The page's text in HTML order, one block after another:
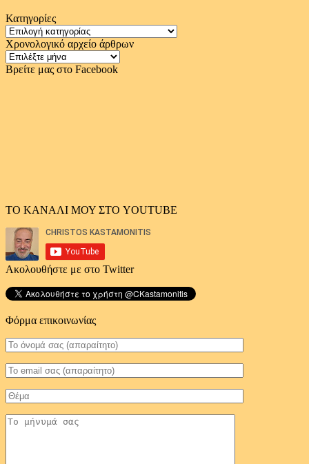
Κατηγορίες
Κατηγορίες
Χρονολογικό αρχείο άρθρων
Χρονολογικό
αρχείο
Βρείτε μας στο Facebook
ΤΟ ΚΑΝΑΛΙ ΜΟΥ ΣΤΟ YOUTUBE
Ακολουθήστε με στο Twitter
Φόρμα επικοινωνίας